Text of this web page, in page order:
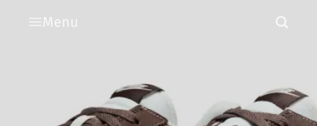
Menu